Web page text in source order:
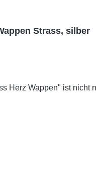
Strass, silber
Herz Wappen" ist